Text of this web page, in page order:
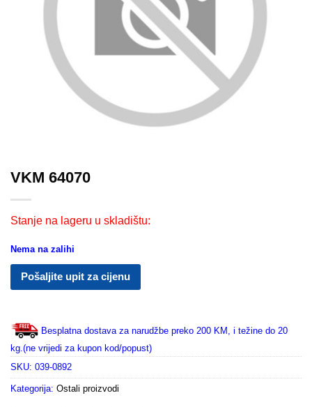
VKM 64070
Stanje na lageru u skladištu:
Nema na zalihi
Pošaljite upit za cijenu
Besplatna dostava za narudžbe preko 200 KM, i težine do 20
kg.(ne vrijedi za kupon kod/popust)
SKU: 039-0892
Kategorija: Ostali proizvodi